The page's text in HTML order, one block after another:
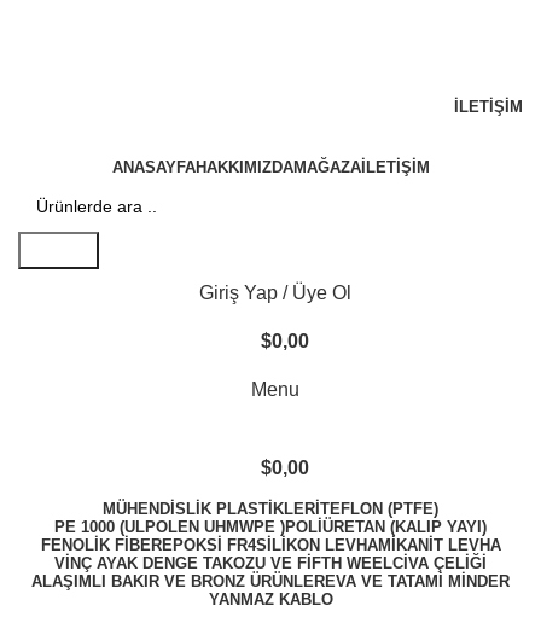
İLETIŞIM
ANASAYFAHAKKIMIZDAMAĞAZAİLETIŞIM
Giriş Yap / Üye Ol
$0,00
Menu
$0,00
MÜHENDISLIK PLASTIKLERI TEFLON (PTFE)
PE 1000 (ULPOLEN UHMWPE )POLİÜRETAN (KALIP YAYI)
FENOLİK FİBEREPOKSİ FR4SİLİKON LEVHAMİKANİT LEVHA
VİNÇ AYAK DENGE TAKOZU VE FİFTH WEELCIVA ÇELIĞI
ALAŞIMLI BAKIR VE BRONZ ÜRÜNLEREVA VE TATAMİ MİNDER
YANMAZ KABLO